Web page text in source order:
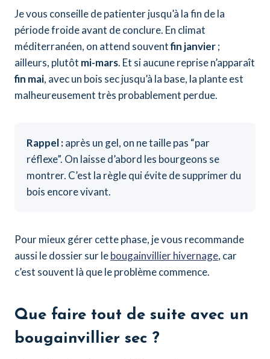
Je vous conseille de patienter jusqu’à la fin de la
période froide avant de conclure. En climat
méditerranéen, on attend souventfin janvier;
ailleurs, plutôt mi-mars. Et si aucune reprise n’apparaît
fin mai, avec un bois sec jusqu’à la base, la plante est
malheureusement très probablement perdue.
Rappel :après un gel, on ne taille pas “par
réflexe”. On laisse d’abord les bourgeons se
montrer. C’est la règle qui évite de supprimer du
bois encore vivant.
Pour mieux gérer cette phase, je vous recommande
aussi le dossier sur lebougainvillier hivernage, car
c’est souvent là que le problème commence.
Que faire tout de suite avec un
bougainvillier sec ?